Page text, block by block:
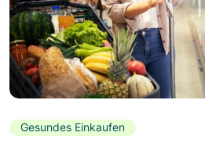
Gesundes Einkaufen